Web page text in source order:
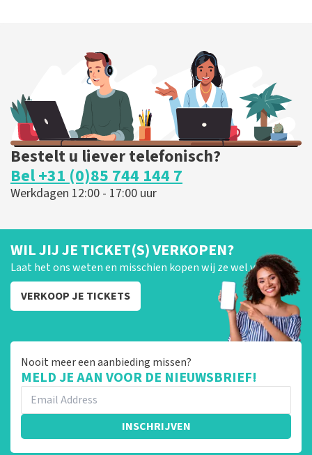
Bestelt u liever telefonisch?
Bel +31 (0)85 744 144 7
Werkdagen 12:00 - 17:00 uur
WIL JIJ JE TICKET(S) VERKOPEN?
Laat het ons weten en misschien kopen wij ze wel van je!
VERKOOP JE TICKETS
Nooit meer een aanbieding missen?
MELD JE AAN VOOR DE NIEUWSBRIEF!
INSCHRIJVEN